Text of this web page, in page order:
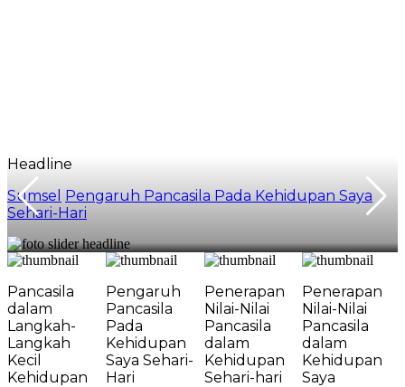
Headline
Sumsel Pengaruh Pancasila Pada Kehidupan Saya
Sehari-Hari
Pancasila
dalam
Langkah-
Langkah
Kecil
Kehidupan
Pengaruh
Pancasila
Pada
Kehidupan
Saya Sehari-
Hari
Penerapan
Nilai-Nilai
Pancasila
dalam
Kehidupan
Sehari-hari
Penerapan
Nilai-Nilai
Pancasila
dalam
Kehidupan
Saya